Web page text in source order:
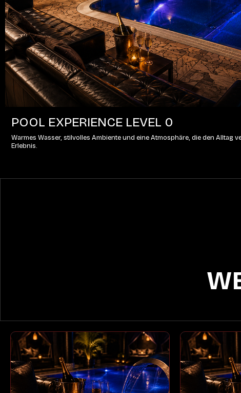
POOL EXPERIENCE LEVEL 0
Warmes Wasser, stilvolles Ambiente und eine Atmosphäre, die den Alltag
Erlebnis.